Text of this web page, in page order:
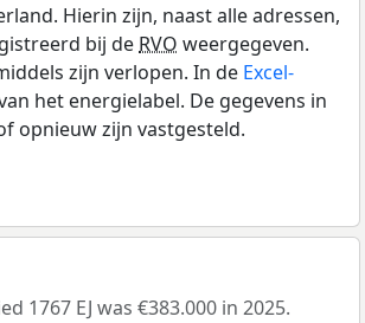
Hierin zijn, naast alle adressen,
bij de RVO weergegeven.
zijn verlopen. In de Excel-
het energielabel. De gegevens in
opnieuw zijn vastgesteld.
1767 EJ was €383.000 in 2025.